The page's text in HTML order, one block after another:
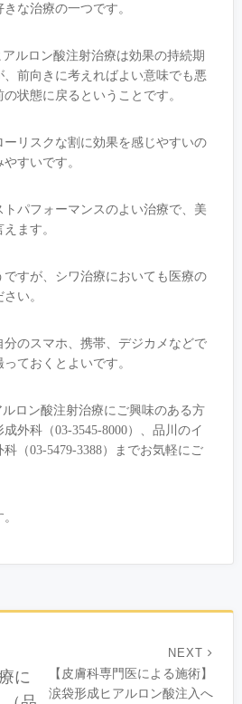
な治療の一つです。
ルロン酸注射治療は効果の持続期
前向きに考えればよい意味でも悪
状態に戻るということです。
リスクな割に効果を感じやすいの
すいです。
パフォーマンスのよい治療で、美
ます。
すが、シワ治療においても医療の
い。
のスマホ、携帯、デジカメなどで
ておくとよいです。
ロン酸注射治療にご興味のある方
外科（03-3545-8000）、品川のイ
（03-5479-3388）までお気軽にご
に
NEXT
【皮膚科専門医による施術】
涙袋形成ヒアルロン酸注入へ